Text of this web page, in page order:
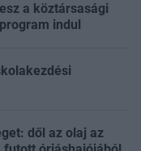
a köztársasági
indul
dől az olaj az